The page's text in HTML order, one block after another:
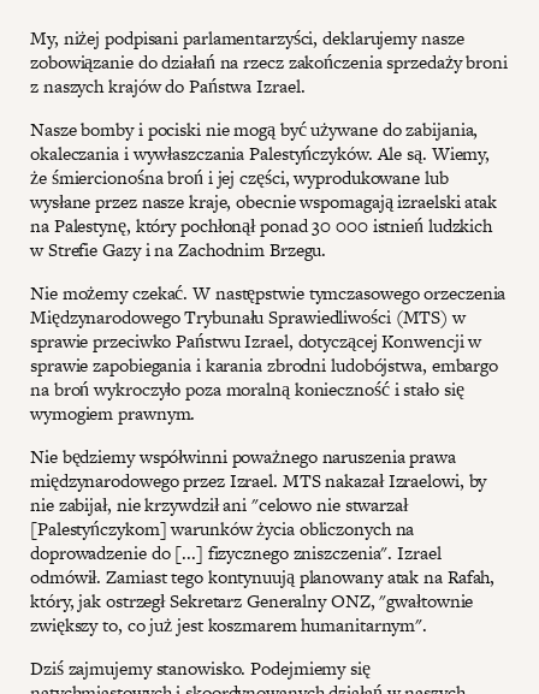
My, niżej podpisani parlamentarzyści, deklarujemy nasze
zobowiązanie do działań na rzecz zakończenia sprzedaży broni
z naszych krajów do Państwa Izrael.
Nasze bomby i pociski nie mogą być używane do zabijania,
okaleczania i wywłaszczania Palestyńczyków. Ale są. Wiemy,
że śmiercionośna broń i jej części, wyprodukowane lub
wysłane przez nasze kraje, obecnie wspomagają izraelski atak
na Palestynę, który pochłonął ponad 30 000 istnień ludzkich
w Strefie Gazy i na Zachodnim Brzegu.
Nie możemy czekać. W następstwie tymczasowego orzeczenia
Międzynarodowego Trybunału Sprawiedliwości (MTS) w
sprawie przeciwko Państwu Izrael, dotyczącej Konwencji w
sprawie zapobiegania i karania zbrodni ludobójstwa, embargo
na broń wykroczyło poza moralną konieczność i stało się
wymogiem prawnym.
Nie będziemy współwinni poważnego naruszenia prawa
międzynarodowego przez Izrael. MTS nakazał Izraelowi, by
nie zabijał, nie krzywdził ani "celowo nie stwarzał
[Palestyńczykom] warunków życia obliczonych na
doprowadzenie do [...] fizycznego zniszczenia". Izrael
odmówił. Zamiast tego kontynuują planowany atak na Rafah,
który, jak ostrzegł Sekretarz Generalny ONZ, "gwałtownie
zwiększy to, co już jest koszmarem humanitarnym".
Dziś zajmujemy stanowisko. Podejmiemy się